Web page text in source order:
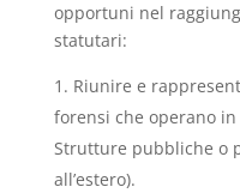
opportuni nel
statutari:
Riunire e
forensi che operano
Strutture pubbliche o
all’estero).